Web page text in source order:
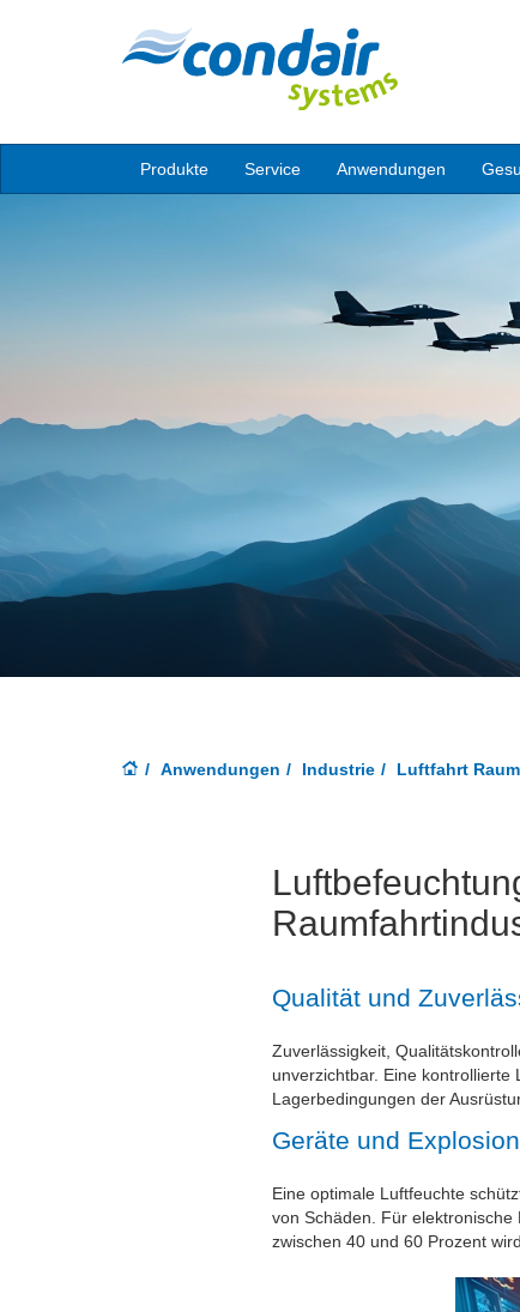
Produkte Service Anwendungen
Anwendungen Industrie Luftfahrt
Qualität und
Zuverlässigkeit,
unverzichtbar. Eine
Lagerbedingungen der
Geräte und
Eine optimale Luftfeuchte
von Schäden. Für
zwischen 40 und 60 Prozent